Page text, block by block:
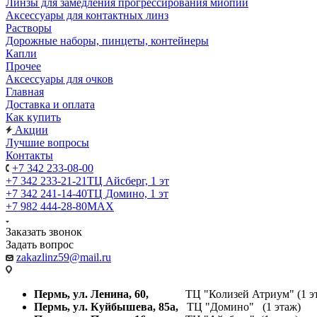
Линзы для замедления прогрессирования миопии
Аксессуары для контактных линз
Растворы
Дорожные наборы, пинцеты, контейнеры
Капли
Прочее
Аксессуары для очков
Главная
Доставка и оплата
Как купить
Акции
Лучшие вопросы
Контакты
+7 342 233-08-00
+7 342 233-21-21ТЦ Айсберг, 1 эт
+7 342 241-14-40ТЦ Домино, 1 эт
+7 982 444-28-80MAX
Заказать звонок
Задать вопрос
zakazlinz59@mail.ru
Пермь, ул. Ленина, 60, ТЦ "Колизей Атриум" (1
Пермь, ул. Куйбышева, 85а, ТЦ "Домино" (1 этаж)